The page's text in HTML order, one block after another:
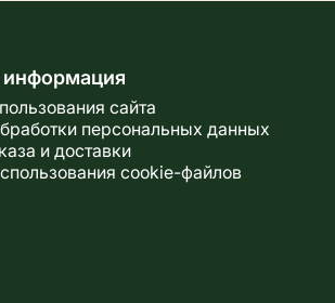
информация
сайта
персональных данных
и доставки
cookie-файлов